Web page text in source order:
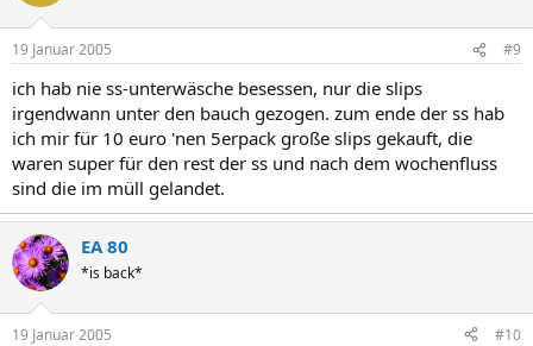
19 Januar 2005 #9
ich hab nie ss-unterwäsche besessen, nur die slips
irgendwann unter den bauch gezogen. zum ende der ss hab
ich mir für 10 euro 'nen 5erpack große slips gekauft, die
waren super für den rest der ss und nach dem wochenfluss
sind die im müll gelandet.
EA 80
*is back*
19 Januar 2005 #10